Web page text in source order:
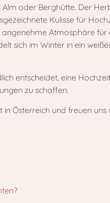
oder Berghütte. Der
Kulisse für
Atmosphäre für
sich im Winter in ein
entscheidet, eine
zu schaffen.
Österreich und freuen uns